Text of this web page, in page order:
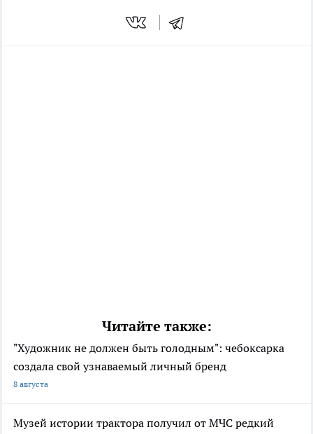
Читайте также:
"Художник не должен быть голодным": чебоксарка
создала свой узнаваемый личный бренд
8 августа
Музей истории трактора получил от МЧС редкий